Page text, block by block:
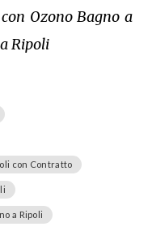
Ozono Bagno a
Ripoli
con Contratto
a Ripoli